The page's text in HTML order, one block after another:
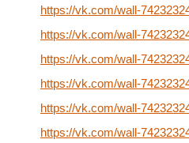
https://vk.com/wall-
https://vk.com/wall-
https://vk.com/wall-
https://vk.com/wall-
https://vk.com/wall-
https://vk.com/wall-